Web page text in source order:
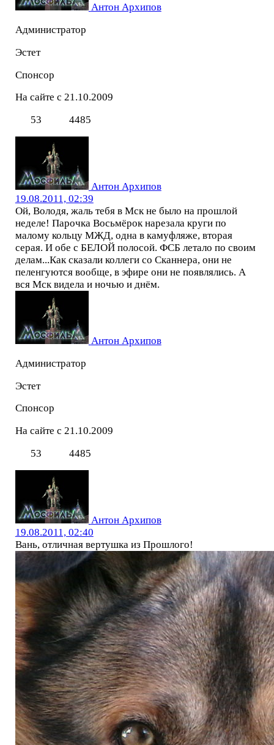
Антон Архипов
Администратор
Эстет
Спонсор
На сайте с 21.10.2009
53
4485
Антон Архипов
19.08.2011, 02:39
Ой, Володя, жаль тебя в Мск не было на прошлой
неделе! Парочка Восьмёрок нарезала круги по
малому кольцу МЖД, одна в камуфляже, вторая
серая. И обе с БЕЛОЙ полосой. ФСБ летало по своим
делам...Как сказали коллеги со Сканнера, они не
пеленгуются вообще, в эфире они не появлялись. А
вся Мск видела и ночью и днём.
Антон Архипов
Администратор
Эстет
Спонсор
На сайте с 21.10.2009
53
4485
Антон Архипов
19.08.2011, 02:40
Вань, отличная вертушка из Прошлого!